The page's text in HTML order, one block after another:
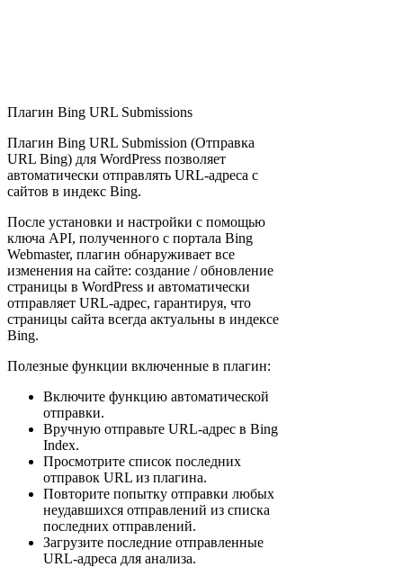
Плагин Bing URL Submissions
Плагин Bing URL Submission (Отправка
URL Bing) для WordPress позволяет
автоматически отправлять URL-адреса с
сайтов в индекс Bing.
После установки и настройки с помощью
ключа API, полученного с портала Bing
Webmaster, плагин обнаруживает все
изменения на сайте: создание / обновление
страницы в WordPress и автоматически
отправляет URL-адрес, гарантируя, что
страницы сайта всегда актуальны в индексе
Bing.
Полезные функции включенные в плагин:
Включите функцию автоматической
отправки.
Вручную отправьте URL-адрес в Bing
Index.
Просмотрите список последних
отправок URL из плагина.
Повторите попытку отправки любых
неудавшихся отправлений из списка
последних отправлений.
Загрузите последние отправленные
URL-адреса для анализа.